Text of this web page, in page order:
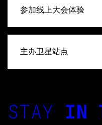
参加线上大会体验
主办卫星站点
STAY IN